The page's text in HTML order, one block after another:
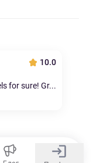
10.0
for sure! Gr...